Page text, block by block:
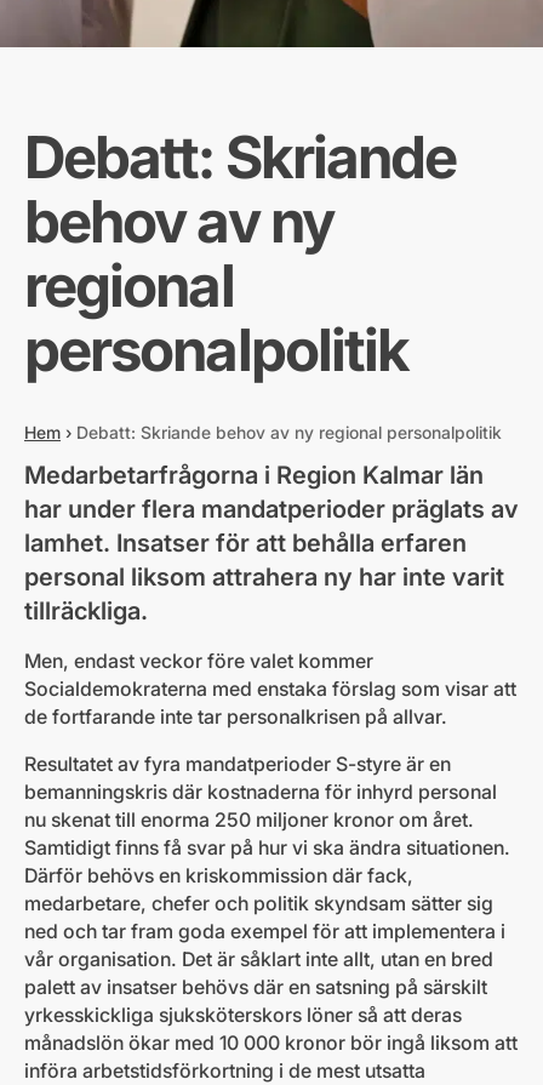
Debatt: Skriande
behov av ny
regional
personalpolitik
Hem › Debatt: Skriande behov av ny regional personalpolitik
Medarbetarfrågorna i Region Kalmar län
har under flera mandatperioder präglats av
lamhet. Insatser för att behålla erfaren
personal liksom attrahera ny har inte varit
tillräckliga.
Men, endast veckor före valet kommer
Socialdemokraterna med enstaka förslag som visar att
de fortfarande inte tar personalkrisen på allvar.
Resultatet av fyra mandatperioder S-styre är en
bemanningskris där kostnaderna för inhyrd personal
nu skenat till enorma 250 miljoner kronor om året.
Samtidigt finns få svar på hur vi ska ändra situationen.
Därför behövs en kriskommission där fack,
medarbetare, chefer och politik skyndsam sätter sig
ned och tar fram goda exempel för att implementera i
vår organisation. Det är såklart inte allt, utan en bred
palett av insatser behövs där en satsning på särskilt
yrkesskickliga sjuksköterskors löner så att deras
månadslön ökar med 10 000 kronor bör ingå liksom att
införa arbetstidsförkortning i de mest utsatta